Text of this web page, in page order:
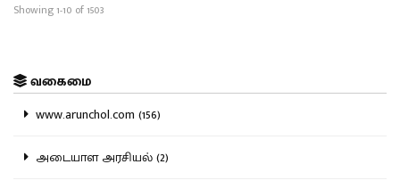
Showing 1-10 of 1503
வகைமை
www.arunchol.com (156)
அடையாள அரசியல் (2)